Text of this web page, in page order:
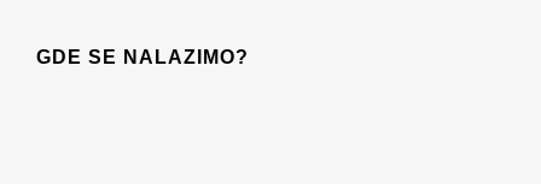
GDE SE NALAZIMO?